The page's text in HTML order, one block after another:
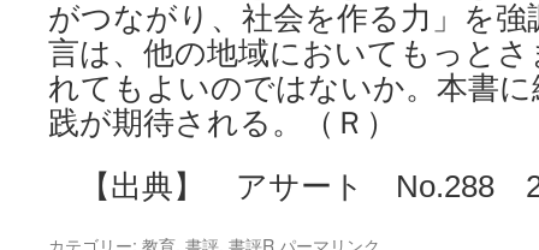
がつながり、社会を作る力」を
言は、他の地域においてもっと
れてもよいのではないか。本書
践が期待される。（Ｒ）
【出典】 アサート No.288
カテゴリー: 教育, 書評, 書評R パーマリンク